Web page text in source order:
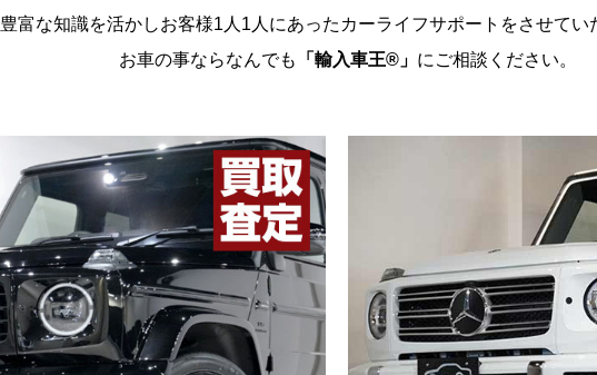
豊富な知識を活かしお客様1人1人にあった カーライフサポートをさせてい
お車の事ならなんでも
「輸入車王®」 にご相談ください。